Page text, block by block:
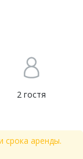
2 гостя
срока аренды.